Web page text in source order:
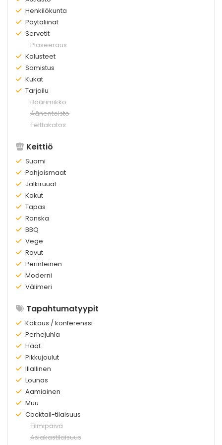
Olemassa:
Henkilökunta
Olemassa:
Pöytäliinat
Olemassa:
Servetit
Ei
olemassa:
Plaseeraus
Olemassa:
Kalusteet
Olemassa:
Somistus
Olemassa:
Kukat
Olemassa:
Tarjoilu
Ei
olemassa:
Baarimikko
Ei
olemassa:
Äänentoisto
Ei
Telttakatos
Keittiö
Olemassa:
Suomi
Olemassa:
Pohjoismaat
Olemassa:
Jälkiruuat
Olemassa:
Kakut
Olemassa:
Tapas
Olemassa:
Ranska
Olemassa:
BBQ
Olemassa:
Vege
Olemassa:
Ravut
Olemassa:
Perinteinen
Olemassa:
Moderni
Olemassa:
Välimeri
Tapahtumatyypit
Olemassa:
Kokous / konferenssi
Olemassa:
Perhejuhla
Olemassa:
Häät
Olemassa:
Pikkujoulut
Olemassa:
Illallinen
Olemassa:
Lounas
Olemassa:
Aamiainen
Olemassa:
Muu
Olemassa:
Cocktail-tilaisuus
Ei
olemassa:
Tiimipäivä
Ei
Asiakastilaisuus